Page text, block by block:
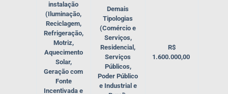
instalação
(Iluminação,
Reciclagem,
Refrigeração,
Motriz,
Aquecimento
Solar,
Geração com
Fonte
Incentivada e
Demais
Tipologias
(Comércio e
Serviços,
Residencial,
Serviços
Públicos,
Poder Público
e Industrial e
R$
1.600.000,00